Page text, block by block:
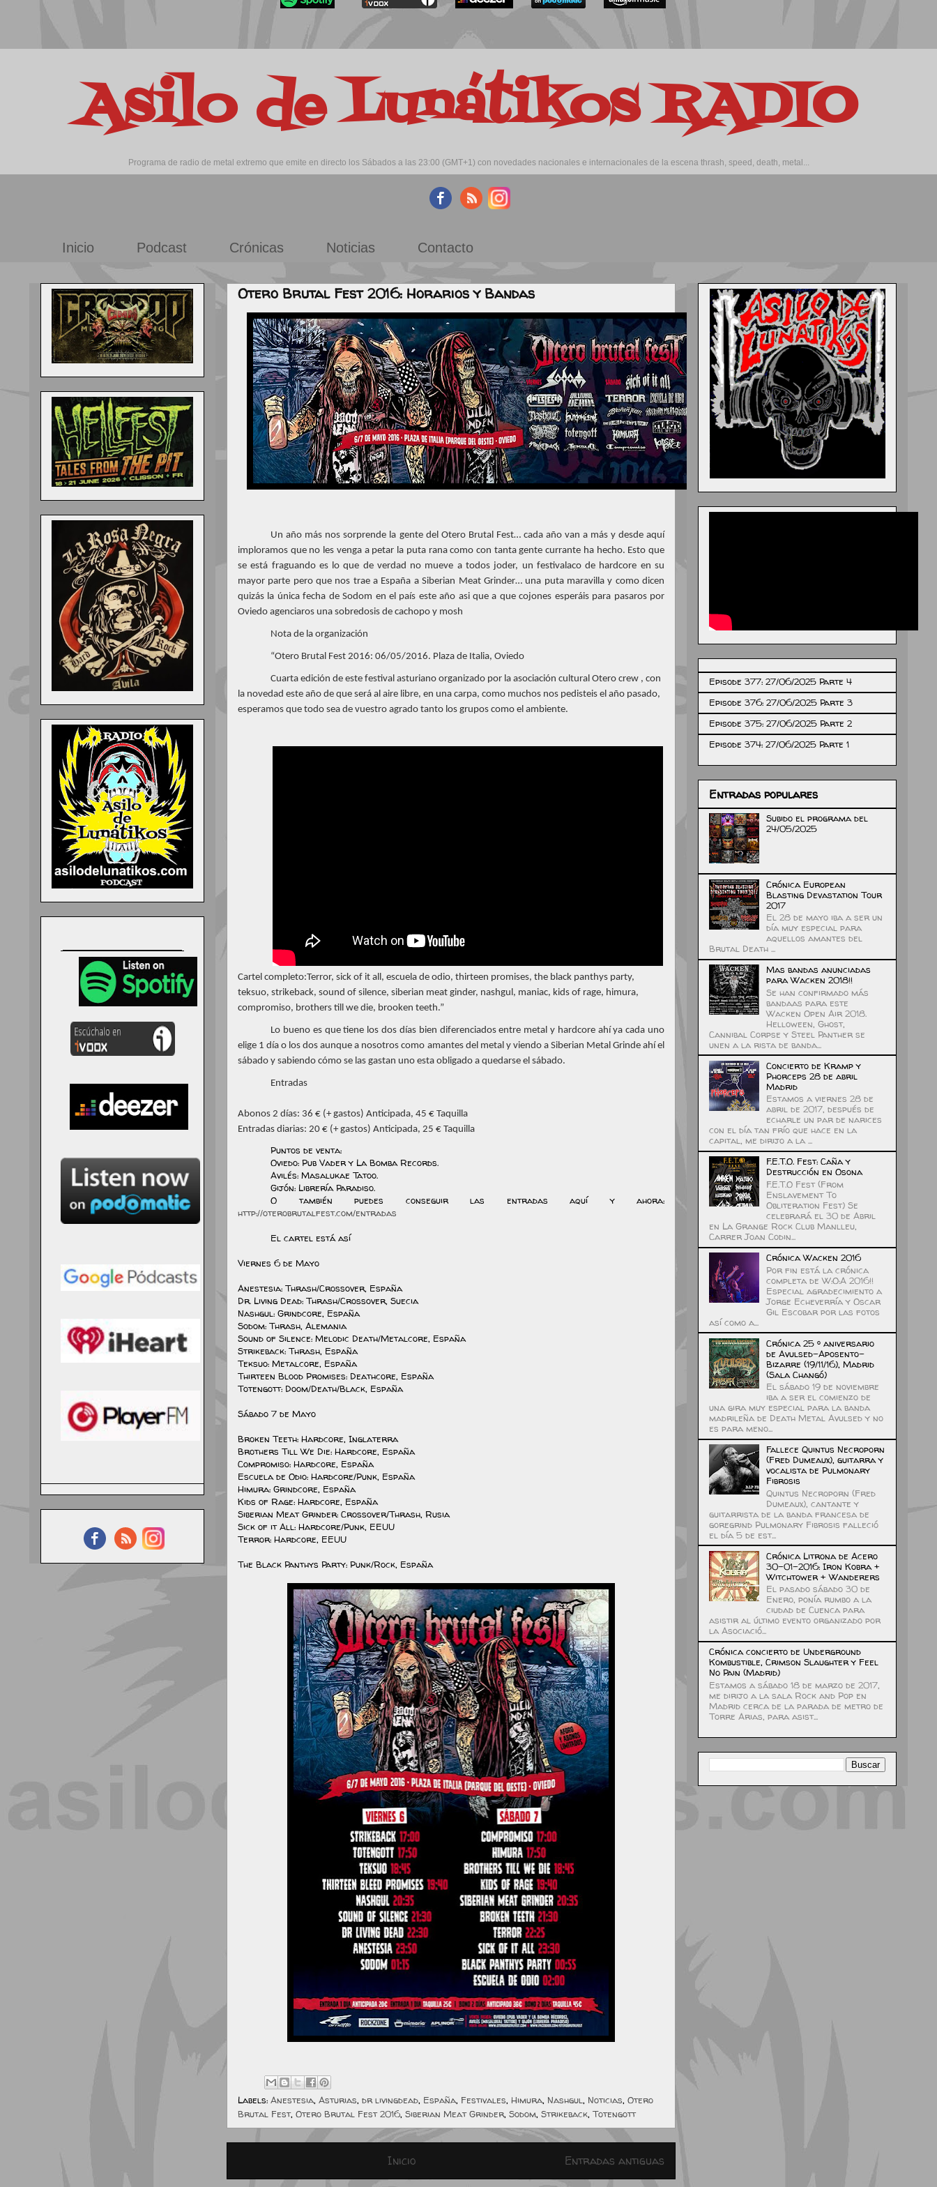
Asilo de Lunátikos RADIO
Programa de radio de metal extremo que emite en directo los Sábados a las 23:00 (GMT+1) con novedades nacionales e internacionales de la escena thrash, speed, death, metal...
Inicio Podcast Crónicas Noticias Contacto
Otero Brutal Fest 2016: Horarios y Bandas
Un año más nos sorprende la gente del Otero Brutal Fest… cada año van a más y desde aquí
imploramos que no les venga a petar la puta rana como con tanta gente currante ha hecho. Esto que
se está fraguando es lo que de verdad no mueve a todos joder, un festivalaco de hardcore en su
mayor parte pero que nos trae a España a Siberian Meat Grinder… una puta maravilla y como dicen
quizás la única fecha de Sodom en el país este año asi que a que cojones esperáis para pasaros por
Oviedo agenciaros una sobredosis de cachopo y mosh
Nota de la organización
“Otero Brutal Fest 2016: 06/05/2016. Plaza de Italia, Oviedo
Cuarta edición de este festival asturiano organizado por la asociación cultural Otero crew , con
la novedad este año de que será al aire libre, en una carpa, como muchos nos pedisteis el año pasado,
esperamos que todo sea de vuestro agrado tanto los grupos como el ambiente.
Cartel completo:Terror, sick of it all, escuela de odio, thirteen promises, the black panthys party,
teksuo, strikeback, sound of silence, siberian meat ginder, nashgul, maniac, kids of rage, himura,
compromiso, brothers till we die, brooken teeth.”
Lo bueno es que tiene los dos días bien diferenciados entre metal y hardcore ahí ya cada uno
elige 1 día o los dos aunque a nosotros como amantes del metal y viendo a Siberian Metal Grinde ahí el
sábado y sabiendo cómo se las gastan uno esta obligado a quedarse el sábado.
Entradas
Abonos 2 días: 36 € (+ gastos) Anticipada, 45 € Taquilla
Entradas diarias: 20 € (+ gastos) Anticipada, 25 € Taquilla
Puntos de venta:
Oviedo: Pub Vader y La Bomba Records.
Avilés: Masalukae Tatoo.
Gijón: Librería Paradiso.
O también puedes conseguir las entradas aquí y ahora:
http://oterobrutalfest.com/entradas
El cartel está así
Viernes 6 de Mayo
Anestesia: Thrash/Crossover, España
Dr. Living Dead: Thrash/Crossover, Suecia
Nashgul: Grindcore, España
Sodom: Thrash, Alemania
Sound of Silence: Melodic Death/Metalcore, España
Strikeback: Thrash, España
Teksuo: Metalcore, España
Thirteen Blood Promises: Deathcore, España
Totengott: Doom/Death/Black, España
Sábado 7 de Mayo
Broken Teeth: Hardcore, Inglaterra
Brothers Till We Die: Hardcore, España
Compromiso: Hardcore, España
Escuela de Odio: Hardcore/Punk, España
Himura: Grindcore, España
Kids of Rage: Hardcore, España
Siberian Meat Grinder: Crossover/Thrash, Rusia
Sick of it All: Hardcore/Punk, EEUU
Terror: Hardcore, EEUU
The Black Panthys Party: Punk/Rock, España
Labels: Anestesia, Asturias, dr livingdead, España, Festivales, Himura, Nashgul, Noticias, Otero
Brutal Fest, Otero Brutal Fest 2016, Siberian Meat Grinder, Sodom, Strikeback, Totengott
Entradas antiguas
Inicio
Episode 377: 27/06/2025 Parte 4
Episode 376: 27/06/2025 Parte 3
Episode 375: 27/06/2025 Parte 2
Episode 374: 27/06/2025 Parte 1
Entradas populares
Subido el programa del
24/05/2025
Crónica European
Blasting Devastation Tour
2017
El 28 de mayo iba a ser un
día muy especial para
aquellos amantes del
Brutal Death ...
Mas bandas anunciadas
para Wacken 2018!!
Se han confirmado más
bandaas para este
Wacken Open Air 2018.
Helloween, Ghost,
Cannibal Corpse y Steel Panther se
unen a la rista de banda...
Concierto de Kramp y
Phorceps 28 de abril
Madrid
Estamos a viernes 28 de
abril de 2017, después de
echarle un par de narices
con el día tan frío que hace en la
capital, me dirijo a la ...
F.E.T.O. Fest: Caña y
Destrucción en Osona
F.E.T.O Fest (From
Enslavement To
Obliteration Fest) Se
celebrará el 30 de Abril
en La Grange Rock Club Manlleu,
Carrer Joan Codin...
Crónica Wacken 2016
Por fin está la crónica
completa de W:O:A 2016!!
Especial agradecimiento a
Jorge Echeverría y Oscar
Gil Escobar por las fotos
así como a...
Crónica 25 º aniversario
de Avulsed-Aposento-
Bizarre (19/11/16), Madrid
(Sala Changó)
El sábado 19 de noviembre
iba a ser el comienzo de
una gira muy especial para la banda
madrileña de Death Metal Avulsed y no
es para meno...
Fallece Quintus Necroporn
(Fred Dumeaux), guitarra y
vocalista de Pulmonary
Fibrosis
Quintus Necroporn (Fred
Dumeaux), cantante y
guitarrista de la banda francesa de
goregrind Pulmonary Fibrosis falleció
el día 5 de est...
Crónica Litrona de Acero
30-01-2016: Iron Kobra +
Witchtower + Wanderers
El pasado sábado 30 de
Enero, ponía rumbo a la
ciudad de Cuenca para
asistir al último evento organizado por
la Asociació...
Crónica concierto de Underground
Kombustible, Crimson Slaughter y Feel
No Pain (Madrid)
Estamos a sábado 18 de marzo de 2017,
me dirijo a la sala Rock and Pop en
Madrid cerca de la parada de metro de
Torre Arias, para asist...